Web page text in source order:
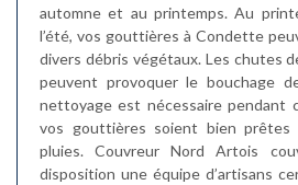
automne et au printemps. Au
l’été, vos gouttières à Condette
divers débris végétaux. Les chutes
peuvent provoquer le bouchage
nettoyage est nécessaire pendant
vos gouttières soient bien prêtes
pluies. Couvreur Nord Artois
disposition une équipe d’artisans